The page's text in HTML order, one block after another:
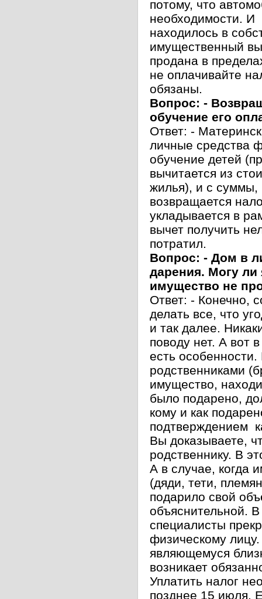
потому, что
необходимости. И
находилось в
имущественный
продана в
не оплачивайте
обязаны.
Вопрос: -
обучение его
Ответ: -
личные средства
обучение детей
вычитается из
жилья), и с суммы,
возвращается
укладывается в
вычет получить
потратил.
Вопрос: - Дом в
дарения. Могу
имущество не
Ответ: - Конечно,
делать все, что
и так далее.
поводу нет. А вот
есть
родственниками
имущество,
было подарено,
кому и как
подтверждением
Вы доказываете,
родственнику. В
А в случае, когда
(дяди, тети,
подарило свой
объяснительной.
специалисты
физическому
являющемуся
возникает
Уплатить налог
позднее 15 июля.